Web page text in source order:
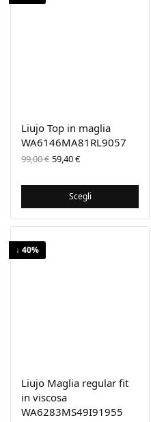
Liujo Top in maglia
WA6146MA81RL9057
99,00€ Il prezzo
originale
99,00 €.
59,40€Il
59,40 €.
Scegli
↓ 40%
Liujo Maglia regular fit
in viscosa
WA6283MS49I91955